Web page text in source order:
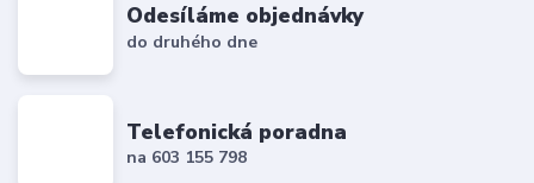
Odesíláme objednávky
do druhého dne
Telefonická poradna
na 603 155 798